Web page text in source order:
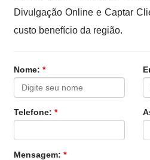
Divulgação Online e Captar
custo benefício da região.
Nome:*
Telefone:*
Mensagem:*